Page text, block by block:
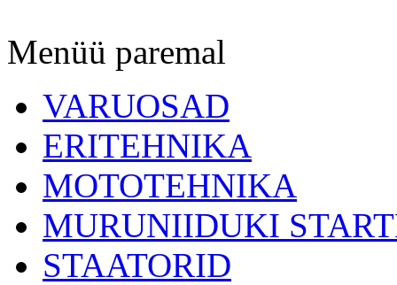
Menüü paremal
VARUOSAD
ERITEHNIKA
MOTOTEHNIKA
MURUNIIDUKI
STAATORID